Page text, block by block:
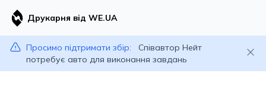
Друкарня від WE.UA
Просимо підтримати збір:
Співавтор Нейт
потребує авто для виконання завдань